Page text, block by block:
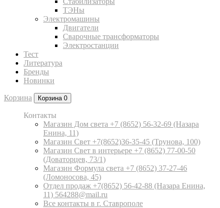
ТЭНы
Электромашины
Двигатели
Сварочные трансформаторы
Электростанции
Тест
Литература
Бренды
Новинки
Корзина Корзина 0
Контакты
Магазин Дом света +7 (8652) 56-32-69 (Назара
Енина, 11)
Магазин Свет +7(8652)36-35-45 (Трунова, 100)
Магазин Свет в интерьере +7 (8652) 77-00-50
(Доваторцев, 73/1)
Магазин Формула света +7 (8652) 37-27-46
(Ломоносова, 45)
Отдел продаж +7(8652) 56-42-88 (Назара Енина,
11) 564288@mail.ru
Все контакты в г. Ставрополе